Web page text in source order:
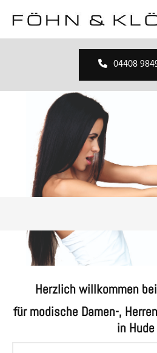
04408
Herzlich willkommen
für modische Damen-,
in Hude